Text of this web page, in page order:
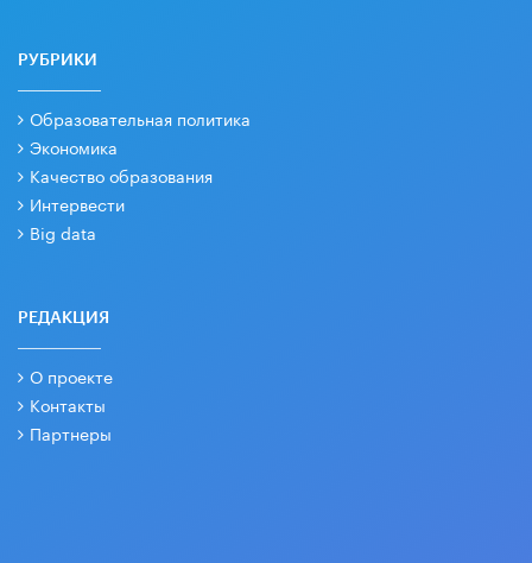
РУБРИКИ
Образовательная политика
Экономика
Качество образования
Интервести
Big data
РЕДАКЦИЯ
О проекте
Контакты
Партнеры